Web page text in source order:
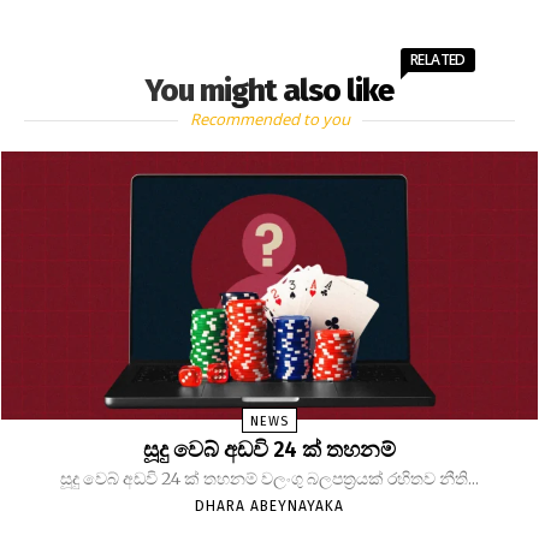
You might also like
RELATED
Recommended to you
NEWS
සූදු වෙබ් අඩවි 24 ක් තහනම්
සූදු වෙබ් අඩවි 24 ක් තහනම් වලංගු බලපත්‍රයක් රහිතව නීති...
DHARA ABEYNAYAKA